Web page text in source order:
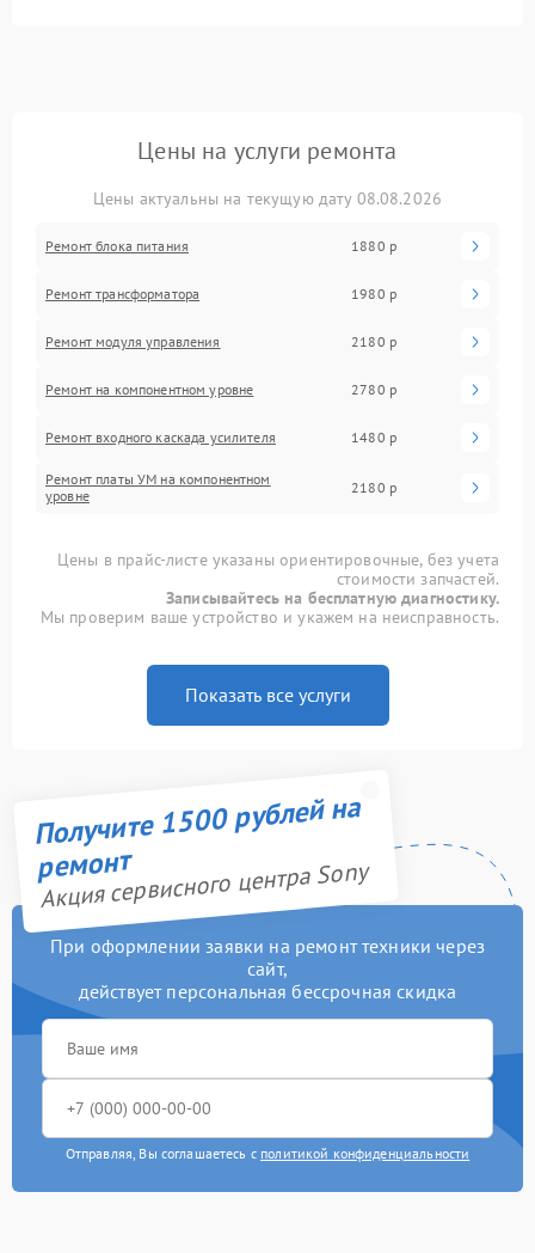
Цены на услуги ремонта
Цены актуальны на текущую дату 08.08.2026
Ремонт блока питания 1880 р
Ремонт трансформатора 1980 р
Ремонт модуля управления 2180 р
Ремонт на компонентном уровне 2780 р
Ремонт входного каскада усилителя 1480 р
Ремонт платы УМ на компонентном
уровне
2180 р
Цены в прайс-листе указаны ориентировочные, без учета
стоимости запчастей.
Записывайтесь на бесплатную диагностику.
Мы проверим ваше устройство и укажем на неисправность.
Показать все услуги
Получите 1500 рублей на
ремонт
Акция сервисного центра Sony
При оформлении заявки на ремонт техники через
сайт,
действует персональная бессрочная скидка
Отправляя, Вы соглашаетесь с политикой конфиденциальности